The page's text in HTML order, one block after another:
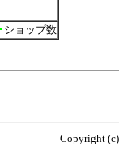
ショップ数
Copyright